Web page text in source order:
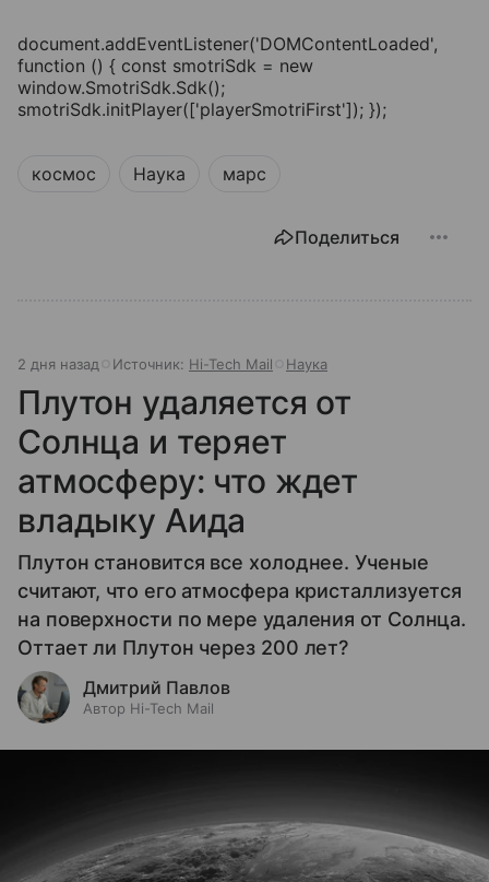
document.addEventListener('DOMContentLoaded',
function () { const smotriSdk = new
window.SmotriSdk.Sdk();
smotriSdk.initPlayer(['playerSmotriFirst']); });
космос Наука марс
Поделиться
2 дня назад Источник: Hi-Tech Mail Наука
Плутон удаляется от
Солнца и теряет
атмосферу: что ждет
владыку Аида
Плутон становится все холоднее. Ученые
считают, что его атмосфера кристаллизуется
на поверхности по мере удаления от Солнца.
Оттает ли Плутон через 200 лет?
Дмитрий Павлов
Автор Hi-Tech Mail